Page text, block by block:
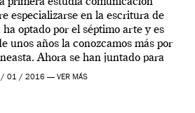
especializarse en la escritura de
optado por el séptimo arte y es
unos años la conozcamos más por
Ahora se han juntado para
una […]
/ 01 / 2016 — VER MÁS